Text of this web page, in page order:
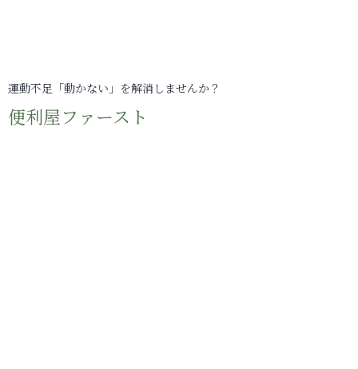
運動不足「動かない」を解消しませんか？
便利屋ファースト